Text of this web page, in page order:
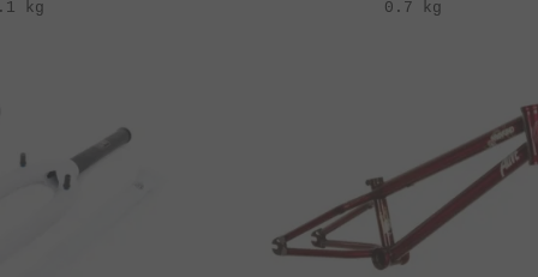
kg 0.7 kg